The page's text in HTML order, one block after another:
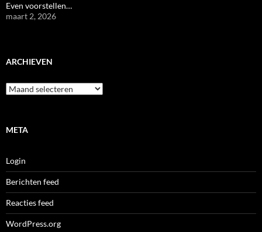
Even voorstellen…
maart 2, 2026
ARCHIEVEN
Archieven
META
Login
Berichten feed
Reacties feed
WordPress.org